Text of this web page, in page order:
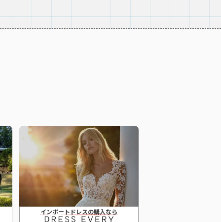
インポートドレスの購入なら